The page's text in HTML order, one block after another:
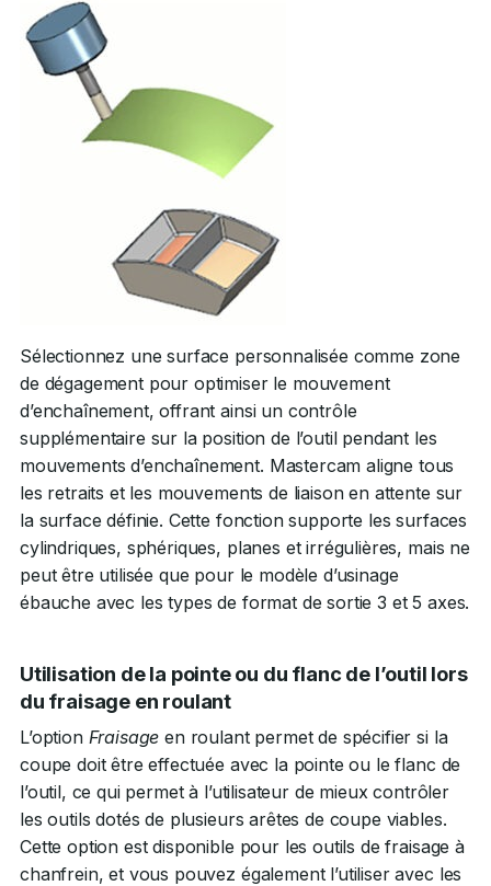
Sélectionnez une surface personnalisée comme zone
de dégagement pour optimiser le mouvement
d’enchaînement, offrant ainsi un contrôle
supplémentaire sur la position de l’outil pendant les
mouvements d’enchaînement. Mastercam aligne tous
les retraits et les mouvements de liaison en attente sur
la surface définie. Cette fonction supporte les surfaces
cylindriques, sphériques, planes et irrégulières, mais ne
peut être utilisée que pour le modèle d’usinage
ébauche avec les types de format de sortie 3 et 5 axes.
Utilisation de la pointe ou du flanc de l’outil lors
du fraisage en roulant
L’option Fraisage en roulant permet de spécifier si la
coupe doit être effectuée avec la pointe ou le flanc de
l’outil, ce qui permet à l’utilisateur de mieux contrôler
les outils dotés de plusieurs arêtes de coupe viables.
Cette option est disponible pour les outils de fraisage à
chanfrein, et vous pouvez également l’utiliser avec les